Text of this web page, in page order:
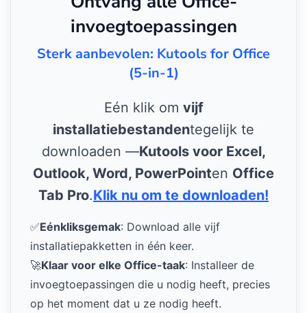
invoegtoepassingen
Sterk aanbevolen: Kutools for Office
(5-in-1)
Eén klik om vijf
installatiebestandentegelijk te
downloaden —Kutools voor Excel,
Outlook, Word, PowerPointen Office
Tab Pro.Klik nu om te downloaden!
✅Eénkliksgemak: Download alle vijf
installatiepakketten in één keer.
🚀Klaar voor elke Office-taak: Installeer de
invoegtoepassingen die u nodig heeft, precies
op het moment dat u ze nodig heeft.